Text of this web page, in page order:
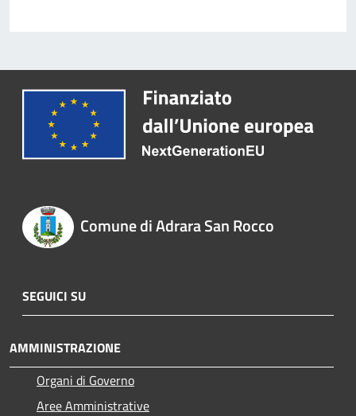
Comune di Adrara San Rocco
SEGUICI SU
AMMINISTRAZIONE
Organi di Governo
Aree Amministrative